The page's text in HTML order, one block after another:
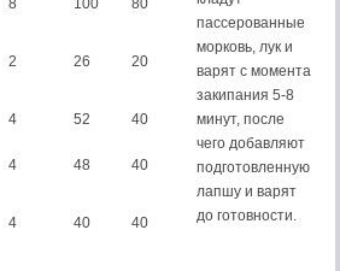
пассерованные
морковь, лук и
варят с момента
закипания 5-8
минут, после
чего добавляют
подготовленную
лапшу и варят
до готовности.
8 100 80
2 26 20
4 52 40
4 48 40
4 40 40